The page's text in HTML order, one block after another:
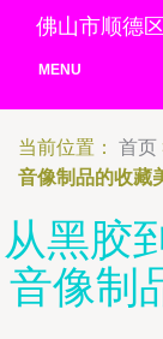
佛山市顺德
MENU
当前位置： 首页
音像制品的收藏
从黑胶
音像制